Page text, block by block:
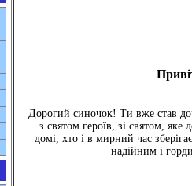
Дорогий синочок! Ти вже став
з святом героїв, зі святом,
домі, хто і в мирний час
надійним і